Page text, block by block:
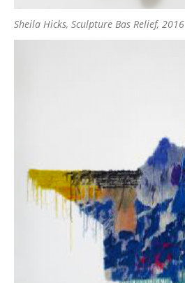
Sheila Hicks, Sculpture Bas Relief, 2016